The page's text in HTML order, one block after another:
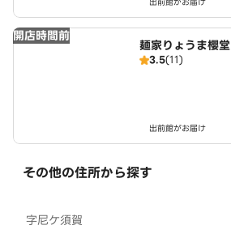
開店時間前
麺家りょうま櫻堂
3.5(11)
出前館がお届け
その他の住所から探す
字尼ケ須賀